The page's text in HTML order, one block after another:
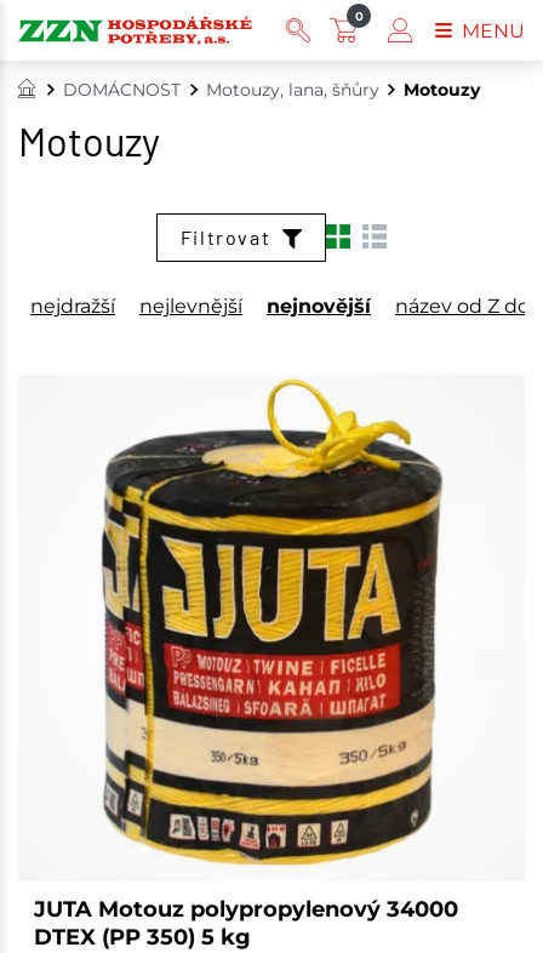
DOMÁCNOST Motouzy, lana, šňůry Motouzy
Motouzy
Filtrovat
nejdražší nejlevnější nejnovější název od Z do
JUTA Motouz polypropylenový 34000
DTEX (PP 350) 5 kg
0
MENU